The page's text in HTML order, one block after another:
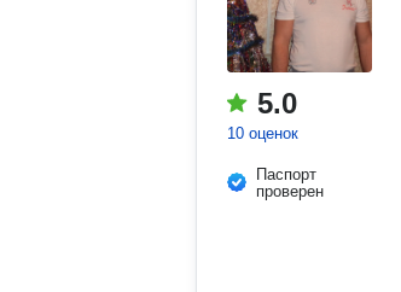
5.0
10 оценок
Паспорт
проверен